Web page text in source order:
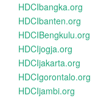
HDCIbangka.org
HDCIbanten.org
HDCIBengkulu.org
HDCIjogja.org
HDCIjakarta.org
HDCIgorontalo.org
HDCIjambi.org